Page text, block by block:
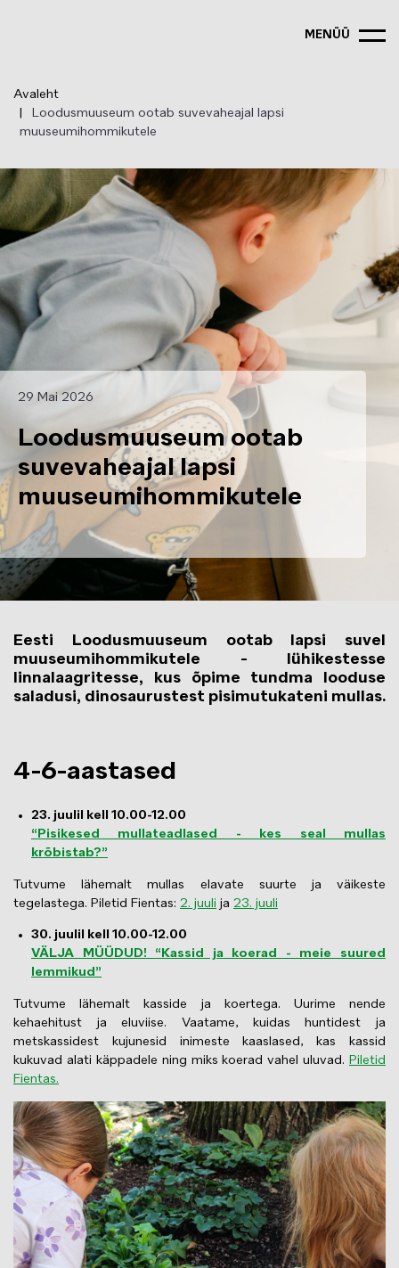
MENÜÜ
Avaleht
Loodusmuuseum ootab suvevaheajal lapsi
muuseumihommikutele
29 Mai 2026
Loodusmuuseum ootab
suvevaheajal lapsi
muuseumihommikutele
Eesti Loodusmuuseum ootab lapsi suvel
muuseumihommikutele - lühikestesse
linnalaagritesse, kus õpime tundma looduse
saladusi, dinosaurustest pisimutukateni mullas.
4-6-aastased
23. juulil kell 10.00-12.00
“Pisikesed mullateadlased - kes seal mullas
krõbistab?”
Tutvume lähemalt mullas elavate suurte ja väikeste
tegelastega. Piletid Fientas: 2. juuli ja 23. juuli
30. juulil kell 10.00-12.00
VÄLJA MÜÜDUD! “Kassid ja koerad - meie suured
lemmikud”
Tutvume lähemalt kasside ja koertega. Uurime nende
kehaehitust ja eluviise. Vaatame, kuidas huntidest ja
metskassidest kujunesid inimeste kaaslased, kas kassid
kukuvad alati käppadele ning miks koerad vahel uluvad. Piletid
Fientas.
Image